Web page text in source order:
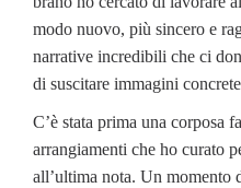
modo nuovo, più sincero e
narrative incredibili che ci
di suscitare immagini
C’è stata prima una corposa
arrangiamenti che ho curato
all’ultima nota. Un momento